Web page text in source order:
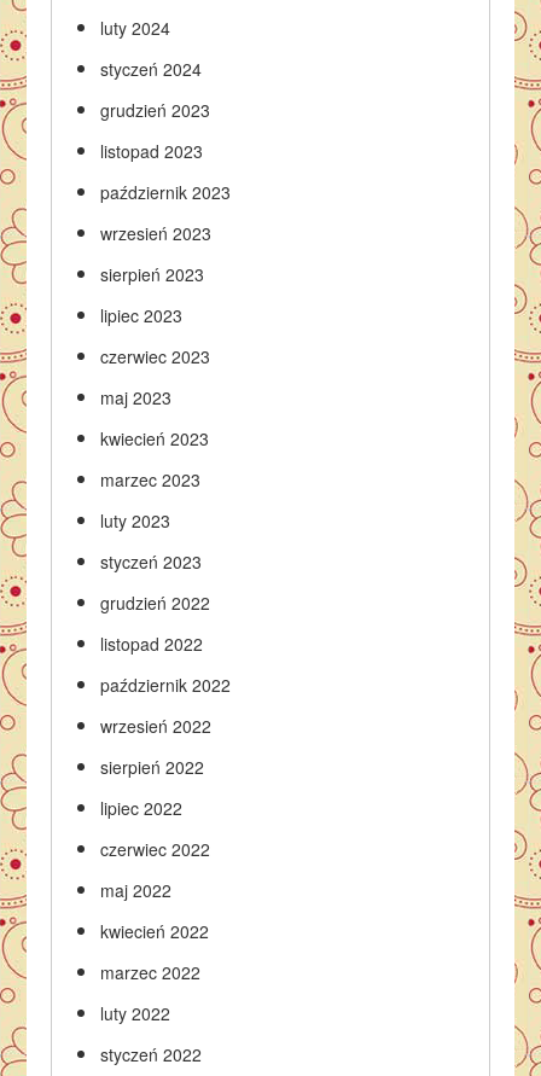
luty 2024
styczeń 2024
grudzień 2023
listopad 2023
październik 2023
wrzesień 2023
sierpień 2023
lipiec 2023
czerwiec 2023
maj 2023
kwiecień 2023
marzec 2023
luty 2023
styczeń 2023
grudzień 2022
listopad 2022
październik 2022
wrzesień 2022
sierpień 2022
lipiec 2022
czerwiec 2022
maj 2022
kwiecień 2022
marzec 2022
luty 2022
styczeń 2022